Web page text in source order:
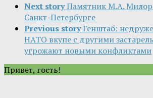
Next storyПамятник М.А.
Санкт-Петербурге
Previous storyГенштаб:
НАТО вкупе с другими
угрожают новыми конфликтами
Привет, гость!